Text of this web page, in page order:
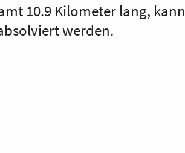
10.9 Kilometer lang, kann
werden.